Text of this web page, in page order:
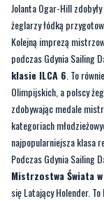
Jolanta Ogar-Hill
żeglarzy łódką
Kolejną imprezą
podczas Gdynia Sailing
klasie ILCA 6 . To
Olimpijskich, a polscy
zdobywając medale
kategoriach
najpopularniejsza klasa
Podczas Gdynia Sailing
Mistrzostwa Świata
się Latający Holender.